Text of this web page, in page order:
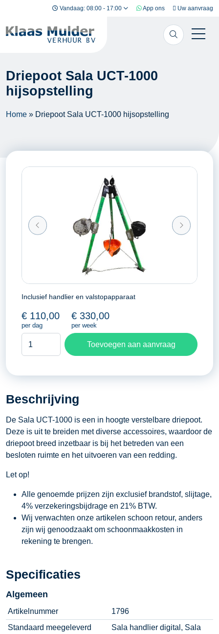
Ga naar inhoud Vandaag: 08:00 - 17:00 App ons Uw aanvraag
Driepoot Sala UCT-1000
hijsopstelling
Home » Driepoot Sala UCT-1000 hijsopstelling
Inclusief handlier en valstopapparaat
€ 110,00
per dag
€ 330,00
per week
1000
aantal
Toevoegen aan aanvraag
Beschrijving
De Sala UCT-1000 is een in hoogte verstelbare driepoot.
Deze is uit te breiden met diverse accessoires, waardoor de
driepoot breed inzetbaar is bij het betreden van een
besloten ruimte en het uitvoeren van een redding.
Let op!
Alle genoemde prijzen zijn exclusief brandstof, slijtage,
4% verzekeringsbijdrage en 21% BTW.
Wij verwachten onze artikelen schoon retour, anders
zijn wij genoodzaakt om schoonmaakkosten in
rekening te brengen.
Specificaties
Algemeen
Artikelnummer
1796
Standaard meegeleverd
Sala handlier digital, Sala